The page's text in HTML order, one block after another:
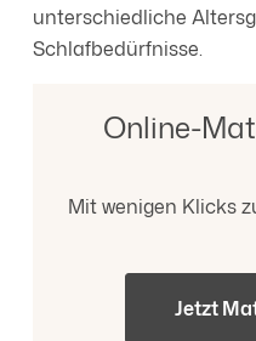
unterschiedliche
Schlafbedürfnisse.
Online-
Mit wenigen Klicks
Jetzt